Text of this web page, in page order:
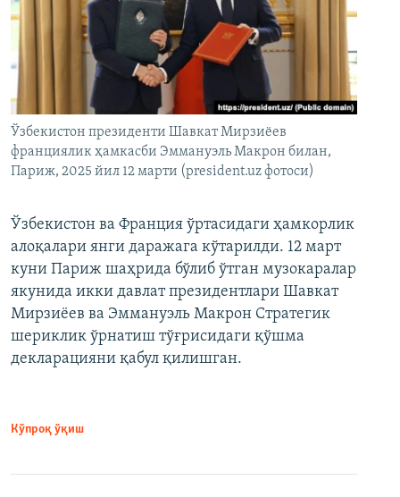
Ўзбекистон президенти Шавкат Мирзиёев
франциялик ҳамкасби Эммануэль Макрон билан,
Париж, 2025 йил 12 марти (president.uz фотоси)
Ўзбекистон ва Франция ўртасидаги ҳамкорлик
алоқалари янги даражага кўтарилди. 12 март
куни Париж шаҳрида бўлиб ўтган музокаралар
якунида икки давлат президентлари Шавкат
Мирзиёев ва Эммануэль Макрон Стратегик
шериклик ўрнатиш тўғрисидаги қўшма
декларацияни қабул қилишган.
Кўпроқ ўқиш